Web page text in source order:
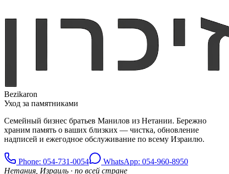
Bezikaron
Уход за памятниками
Семейный бизнес братьев Манилов из Нетании. Бережно
храним память о ваших близких — чистка, обновление
надписей и ежегодное обслуживание по всему Израилю.
Phone: 054-731-0054
WhatsApp: 054-960-8950
Нетания, Израиль · по всей стране